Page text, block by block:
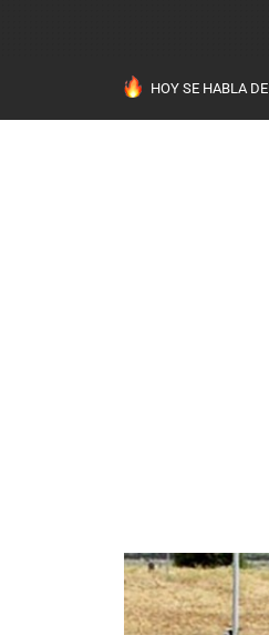
HOY SE HABLA DE